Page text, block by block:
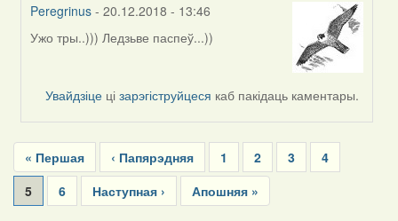
Peregrinus - 20.12.2018 - 13:46
In
Ужо тры..))) Ледзьве паспеў...))
Увайдзіце цізарэгіструйцеся каб пакідаць каментары.
Pagination
First
page
« Першая
Previous
page
‹ Папярэдняя Page
1 Page
2 Page
3 Page
4
Current
page
5 Page
6
Next
page
Наступная ›
Last
page
Апошняя »